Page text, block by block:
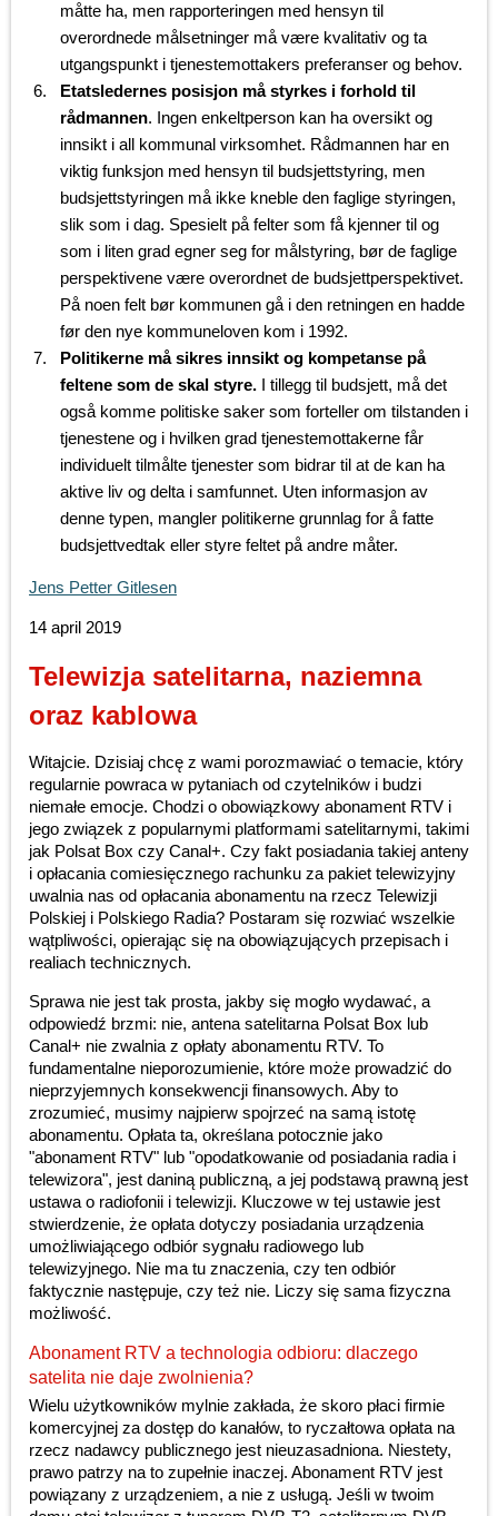
måtte ha, men rapporteringen med hensyn til
overordnede målsetninger må være kvalitativ og ta
utgangspunkt i tjenestemottakers preferanser og behov.
Etatsledernes posisjon må styrkes i forhold til
rådmannen. Ingen enkeltperson kan ha oversikt og
innsikt i all kommunal virksomhet. Rådmannen har en
viktig funksjon med hensyn til budsjettstyring, men
budsjettstyringen må ikke kneble den faglige styringen,
slik som i dag. Spesielt på felter som få kjenner til og
som i liten grad egner seg for målstyring, bør de faglige
perspektivene være overordnet de budsjettperspektivet.
På noen felt bør kommunen gå i den retningen en hadde
før den nye kommuneloven kom i 1992.
Politikerne må sikres innsikt og kompetanse på
feltene som de skal styre.I tillegg til budsjett, må det
også komme politiske saker som forteller om tilstanden i
tjenestene og i hvilken grad tjenestemottakerne får
individuelt tilmålte tjenester som bidrar til at de kan ha
aktive liv og delta i samfunnet. Uten informasjon av
denne typen, mangler politikerne grunnlag for å fatte
budsjettvedtak eller styre feltet på andre måter.
Jens Petter Gitlesen
14 april 2019
Telewizja satelitarna, naziemna
oraz kablowa
Witajcie. Dzisiaj chcę z wami porozmawiać o temacie, który
regularnie powraca w pytaniach od czytelników i budzi
niemałe emocje. Chodzi o obowiązkowy abonament RTV i
jego związek z popularnymi platformami satelitarnymi, takimi
jak Polsat Box czy Canal+. Czy fakt posiadania takiej anteny
i opłacania comiesięcznego rachunku za pakiet telewizyjny
uwalnia nas od opłacania abonamentu na rzecz Telewizji
Polskiej i Polskiego Radia? Postaram się rozwiać wszelkie
wątpliwości, opierając się na obowiązujących przepisach i
realiach technicznych.
Sprawa nie jest tak prosta, jakby się mogło wydawać, a
odpowiedź brzmi: nie, antena satelitarna Polsat Box lub
Canal+ nie zwalnia z opłaty abonamentu RTV. To
fundamentalne nieporozumienie, które może prowadzić do
nieprzyjemnych konsekwencji finansowych. Aby to
zrozumieć, musimy najpierw spojrzeć na samą istotę
abonamentu. Opłata ta, określana potocznie jako
"abonament RTV" lub "opodatkowanie od posiadania radia i
telewizora", jest daniną publiczną, a jej podstawą prawną jest
ustawa o radiofonii i telewizji. Kluczowe w tej ustawie jest
stwierdzenie, że opłata dotyczy posiadania urządzenia
umożliwiającego odbiór sygnału radiowego lub
telewizyjnego. Nie ma tu znaczenia, czy ten odbiór
faktycznie następuje, czy też nie. Liczy się sama fizyczna
możliwość.
Abonament RTV a technologia odbioru: dlaczego
satelita nie daje zwolnienia?
Wielu użytkowników mylnie zakłada, że skoro płaci firmie
komercyjnej za dostęp do kanałów, to ryczałtowa opłata na
rzecz nadawcy publicznego jest nieuzasadniona. Niestety,
prawo patrzy na to zupełnie inaczej. Abonament RTV jest
powiązany z urządzeniem, a nie z usługą. Jeśli w twoim